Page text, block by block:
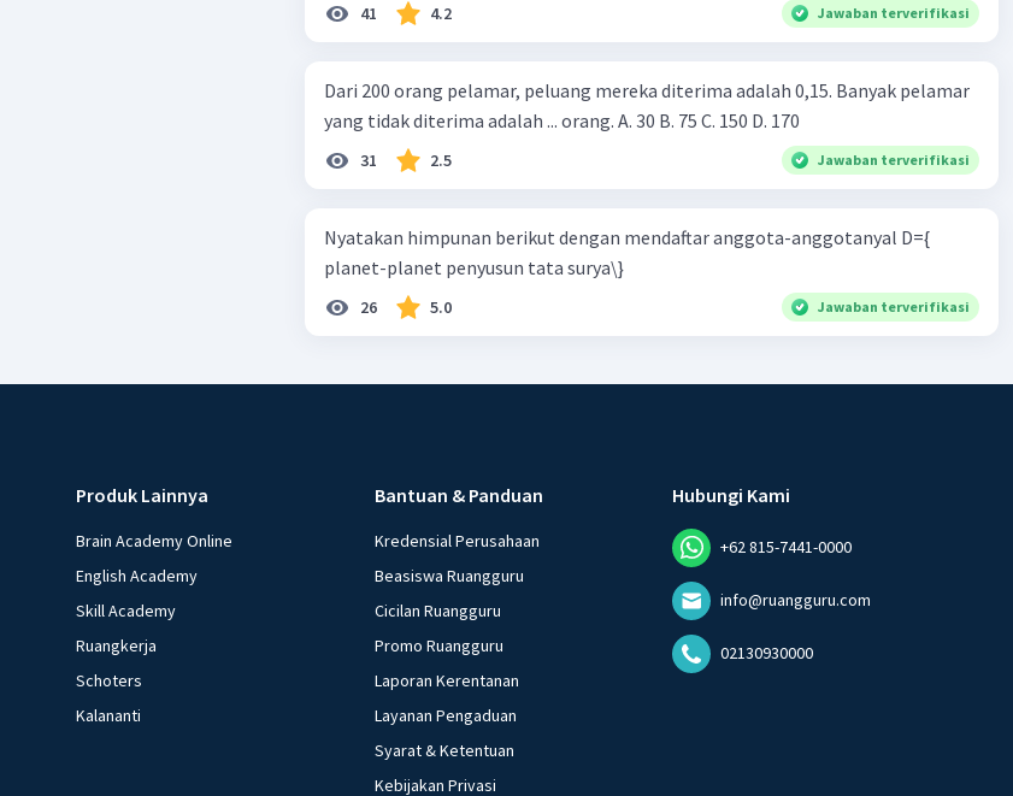
41 4.2 Jawaban terverifikasi
Dari 200 orang pelamar, peluang mereka diterima adalah 0,15. Banyak pelamar
yang tidak diterima adalah ... orang. A. 30 B. 75 C. 150 D. 170
31 2.5 Jawaban terverifikasi
Nyatakan himpunan berikut dengan mendaftar anggota-anggotanyal D={
planet-planet penyusun tata surya\}
26 5.0 Jawaban terverifikasi
Produk Lainnya
Brain Academy Online
English Academy
Skill Academy
Ruangkerja
Schoters
Kalananti
Bantuan & Panduan
Kredensial Perusahaan
Beasiswa Ruangguru
Cicilan Ruangguru
Promo Ruangguru
Laporan Kerentanan
Layanan Pengaduan
Syarat & Ketentuan
Kebijakan Privasi
Hubungi Kami
+62 815-7441-0000
info@ruangguru.com
02130930000